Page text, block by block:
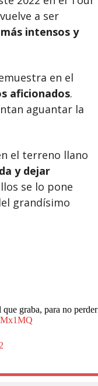
a ser
intensos y
en el
aficionados.
aguantar la
el terreno llano
y dejar
se lo pone
grandísimo
graba, para no perder